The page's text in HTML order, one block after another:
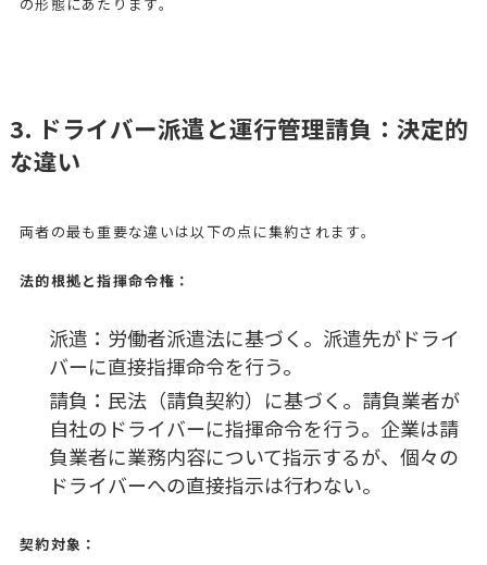
3. ドライバー派遣と運行管理請負：決定的
な違い
両者の最も重要な違いは以下の点に集約されます。
法的根拠と指揮命令権：
派遣：労働者派遣法に基づく。派遣先がドライ
バーに直接指揮命令を行う。
請負：民法（請負契約）に基づく。請負業者が
自社のドライバーに指揮命令を行う。企業は請
負業者に業務内容について指示するが、個々の
ドライバーへの直接指示は行わない。
契約対象：